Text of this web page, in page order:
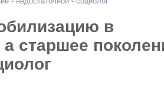
в
старшее